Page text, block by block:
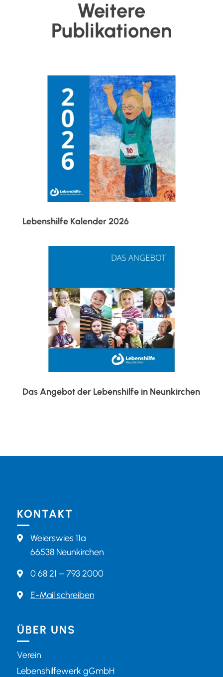
Weitere
Publikationen
Lebenshilfe Kalender 2026
Das Angebot der Lebenshilfe in Neunkirchen
KONTAKT

Weierswies 11a
66538 Neunkirchen
 0 68 21 – 793 2000
 E-Mail schreiben
ÜBER UNS
Verein
Lebenshilfewerk gGmbH